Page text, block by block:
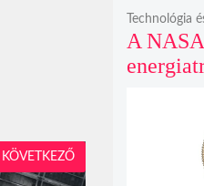
KÖVETKEZŐ
A
éves
Technológia